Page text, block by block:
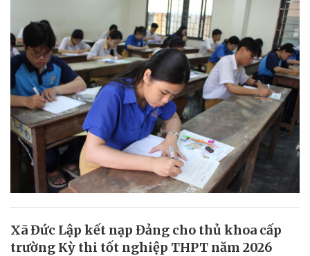
Xã Đức Lập kết nạp Đảng cho thủ khoa cấp
trường Kỳ thi tốt nghiệp THPT năm 2026